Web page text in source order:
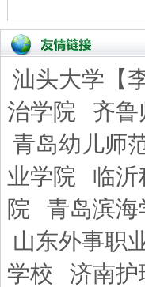
汕头大学【
治学院
齐鲁
青岛幼儿师
业学院
临沂
院
青岛滨海
山东外事职
学校
济南护